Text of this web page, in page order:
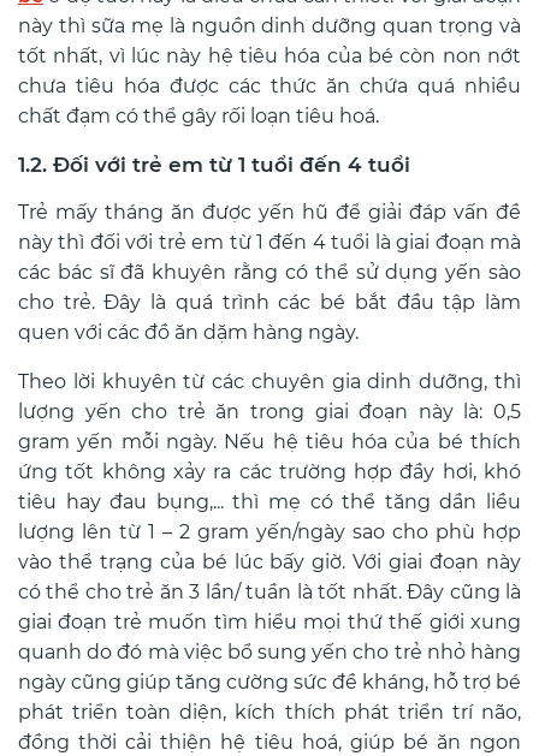
này thì sữa mẹ là nguồn dinh dưỡng quan trọng và
tốt nhất, vì lúc này hệ tiêu hóa của bé còn non nớt
chưa tiêu hóa được các thức ăn chứa quá nhiều
chất đạm có thể gây rối loạn tiêu hoá.
1.2. Đối với trẻ em từ 1 tuổi đến 4 tuổi
Trẻ mấy tháng ăn được yến hũ để giải đáp vấn đề
này thì đối với trẻ em từ 1 đến 4 tuổi là giai đoạn mà
các bác sĩ đã khuyên rằng có thể sử dụng yến sào
cho trẻ. Đây là quá trình các bé bắt đầu tập làm
quen với các đồ ăn dặm hàng ngày.
Theo lời khuyên từ các chuyên gia dinh dưỡng, thì
lượng yến cho trẻ ăn trong giai đoạn này là: 0,5
gram yến mỗi ngày. Nếu hệ tiêu hóa của bé thích
ứng tốt không xảy ra các trường hợp đầy hơi, khó
tiêu hay đau bụng,... thì mẹ có thể tăng dần liều
lượng lên từ 1 – 2 gram yến/ngày sao cho phù hợp
vào thể trạng của bé lúc bấy giờ. Với giai đoạn này
có thể cho trẻ ăn 3 lần/ tuần là tốt nhất. Đây cũng là
giai đoạn trẻ muốn tìm hiểu mọi thứ thế giới xung
quanh do đó mà việc bổ sung yến cho trẻ nhỏ hàng
ngày cũng giúp tăng cường sức đề kháng, hỗ trợ bé
phát triển toàn diện, kích thích phát triển trí não,
đồng thời cải thiện hệ tiêu hoá, giúp bé ăn ngon